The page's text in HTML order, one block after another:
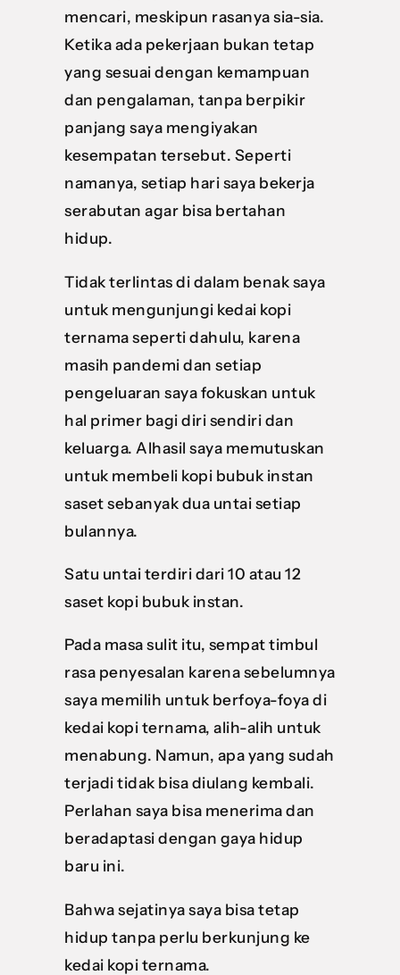
mencari, meskipun rasanya sia-sia.
Ketika ada pekerjaan bukan tetap
yang sesuai dengan kemampuan
dan pengalaman, tanpa berpikir
panjang saya mengiyakan
kesempatan tersebut. Seperti
namanya, setiap hari saya bekerja
serabutan agar bisa bertahan
hidup.
Tidak terlintas di dalam benak saya
untuk mengunjungi kedai kopi
ternama seperti dahulu, karena
masih pandemi dan setiap
pengeluaran saya fokuskan untuk
hal primer bagi diri sendiri dan
keluarga. Alhasil saya memutuskan
untuk membeli kopi bubuk instan
saset sebanyak dua untai setiap
bulannya.
Satu untai terdiri dari 10 atau 12
saset kopi bubuk instan.
Pada masa sulit itu, sempat timbul
rasa penyesalan karena sebelumnya
saya memilih untuk berfoya-foya di
kedai kopi ternama, alih-alih untuk
menabung. Namun, apa yang sudah
terjadi tidak bisa diulang kembali.
Perlahan saya bisa menerima dan
beradaptasi dengan gaya hidup
baru ini.
Bahwa sejatinya saya bisa tetap
hidup tanpa perlu berkunjung ke
kedai kopi ternama.